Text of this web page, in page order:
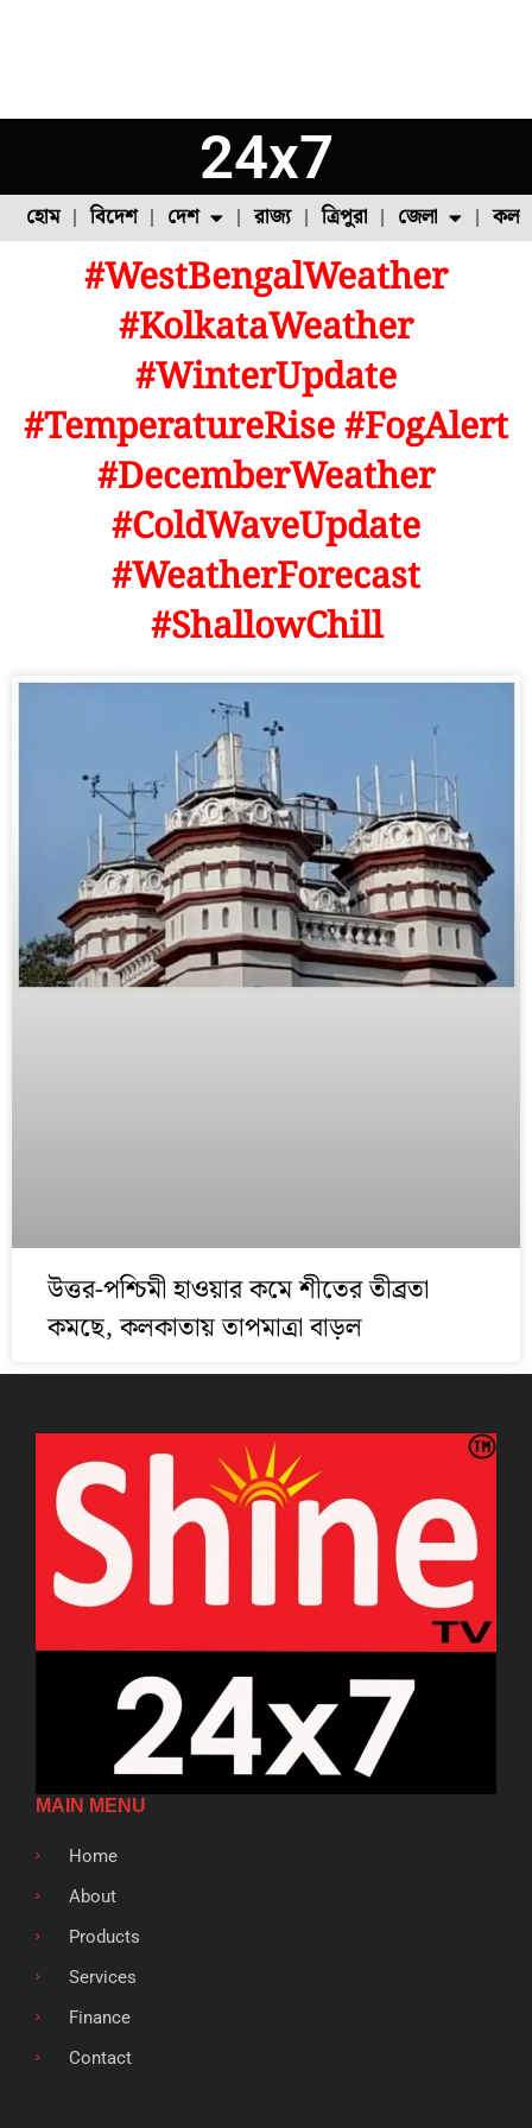
24x7
হোম বিদেশ দেশ
ফুল চাষ ফল চাষ মাছ চাষ
রাজ্য ত্রিপুরা জেলা
উত্তর ২৪ পরগনা
#WestBengalWeather
#KolkataWeather
#WinterUpdate
#TemperatureRise #FogAlert
#DecemberWeather
#ColdWaveUpdate
#WeatherForecast
#ShallowChill
উত্তর-পশ্চিমী হাওয়ার কমে শীতের তীব্রতা
কমছে, কলকাতায় তাপমাত্রা বাড়ল
MAIN MENU
Home
About
Products
Services
Finance
Contact